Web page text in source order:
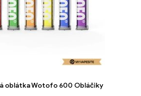
oblátka Wotofo 600 Obláčiky